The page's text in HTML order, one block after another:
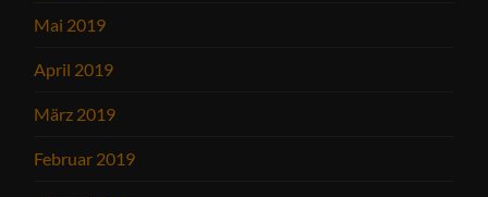
Mai 2019
April 2019
März 2019
Februar 2019